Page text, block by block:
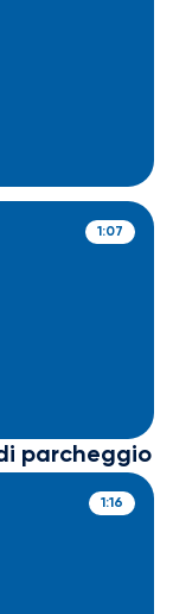
1:07
parcheggio
1:16